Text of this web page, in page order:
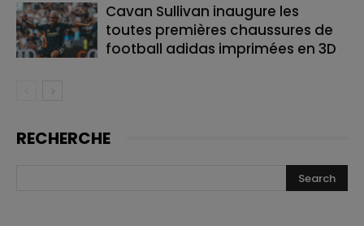
Cavan Sullivan inaugure les
toutes premières chaussures de
football adidas imprimées en 3D
RECHERCHE